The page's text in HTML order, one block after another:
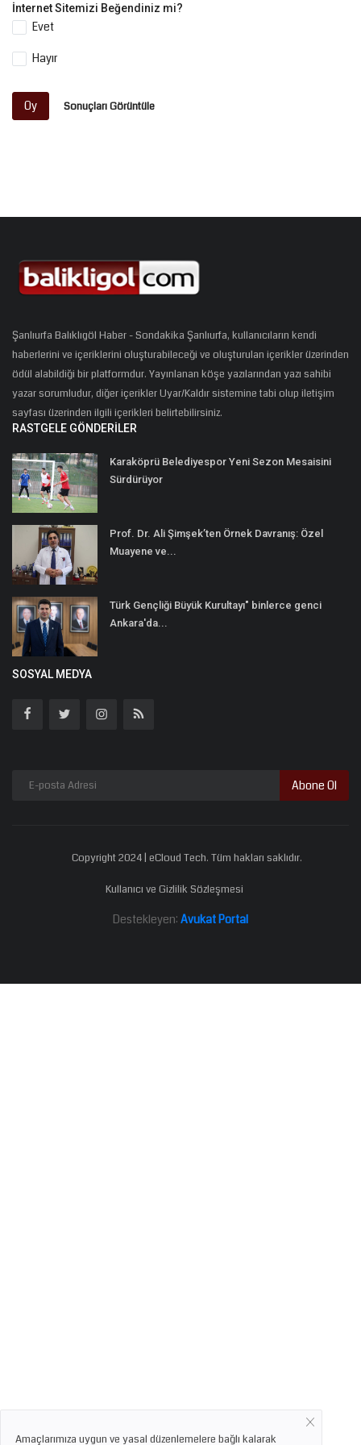
İnternet Sitemizi Beğendiniz mi?
Evet
Hayır
Oy Sonuçları Görüntüle
Şanlıurfa Balıklıgöl Haber - Sondakika Şanlıurfa, kullanıcıların kendi
haberlerini ve içeriklerini oluşturabileceği ve oluşturulan içerikler üzerinden
ödül alabildiği bir platformdur. Yayınlanan köşe yazılarından yazı sahibi
yazar sorumludur, diğer içerikler Uyar/Kaldır sistemine tabi olup iletişim
sayfası üzerinden ilgili içerikleri belirtebilirsiniz.
RASTGELE GÖNDERILER
Karaköprü Belediyespor Yeni Sezon Mesaisini
Sürdürüyor
Prof. Dr. Ali Şimşek’ten Örnek Davranış: Özel
Muayene ve...
Türk Gençliği Büyük Kurultayı" binlerce genci
Ankara'da...
SOSYAL MEDYA
Abone Ol
Copyright 2024 | eCloud Tech. Tüm hakları saklıdır.
Kullanıcı ve Gizlilik Sözleşmesi
Destekleyen: Avukat Portal
Amaçlarımıza uygun ve yasal düzenlemelere bağlı kalarak